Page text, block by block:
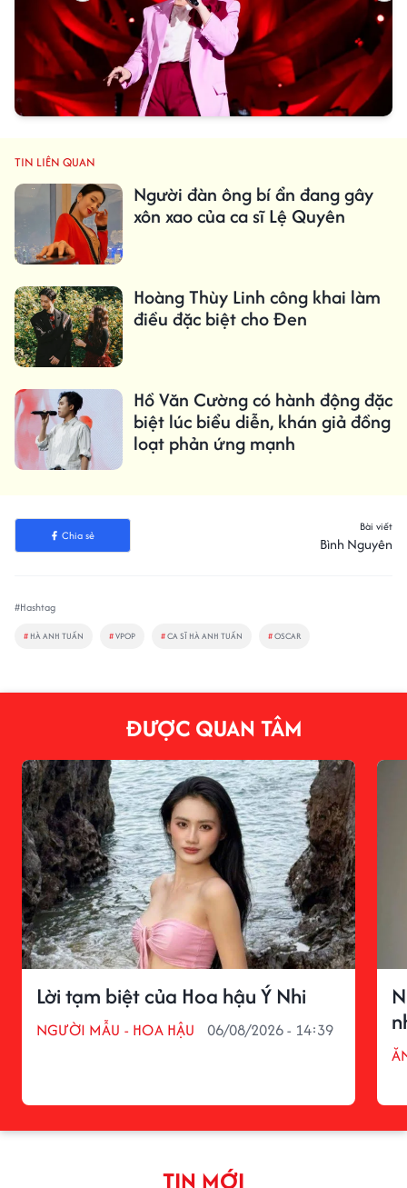
TIN LIÊN QUAN
Người đàn ông bí ẩn đang gây
xôn xao của ca sĩ Lệ Quyên
Hoàng Thùy Linh công khai làm
điều đặc biệt cho Đen
Hồ Văn Cường có hành động đặc
biệt lúc biểu diễn, khán giả đồng
loạt phản ứng mạnh
Chia sẻ
Bài viết
Bình Nguyên
#Hashtag
# HÀ ANH TUẤN #VPOP #CA SĨ HÀ ANH TUẤN #OSCAR
ĐƯỢC QUAN TÂM
Lời tạm biệt của Hoa hậu Ý Nhi
NGƯỜI MẪU - HOA HẬU 06/08/2026 - 14:39
TIN MỚI